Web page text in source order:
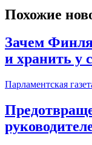
Похожие
Зачем
и хранить у
Парламентская